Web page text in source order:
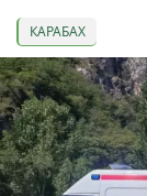
КАРАБАХ